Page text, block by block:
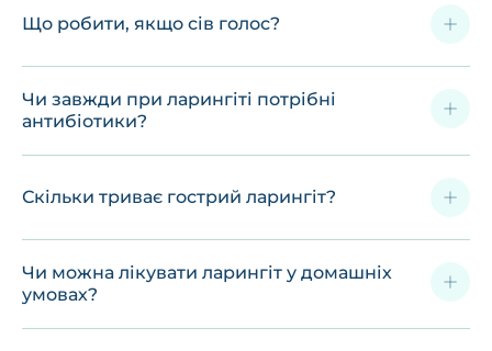
Що робити, якщо сів голос?
Чи завжди при ларингіті потрібні
антибіотики?
Скільки триває гострий ларингіт?
Чи можна лікувати ларингіт у домашніх
умовах?